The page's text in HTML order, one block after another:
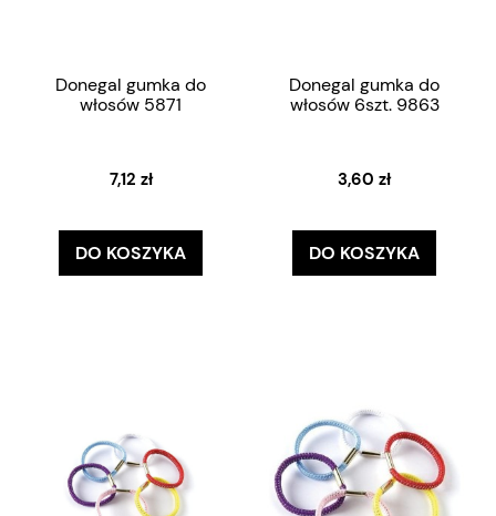
Donegal gumka do
włosów 5871
7,12 zł
DO KOSZYKA
Donegal gumka do
włosów 6szt. 9863
3,60 zł
DO KOSZYKA